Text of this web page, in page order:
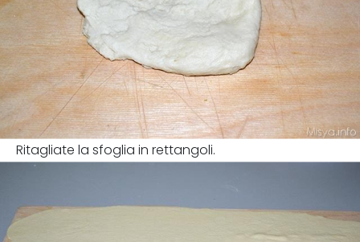
Ritagliate la sfoglia in rettangoli.